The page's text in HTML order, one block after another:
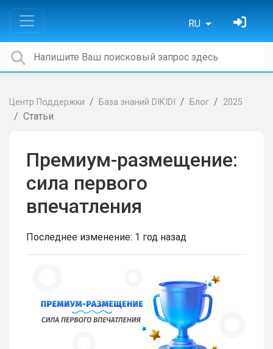
RU
Центр Поддержки База знаний DIKIDI Блог 2025
Статьи
Премиум-размещение:
сила первого
впечатления
Последнее изменение: 1 год назад